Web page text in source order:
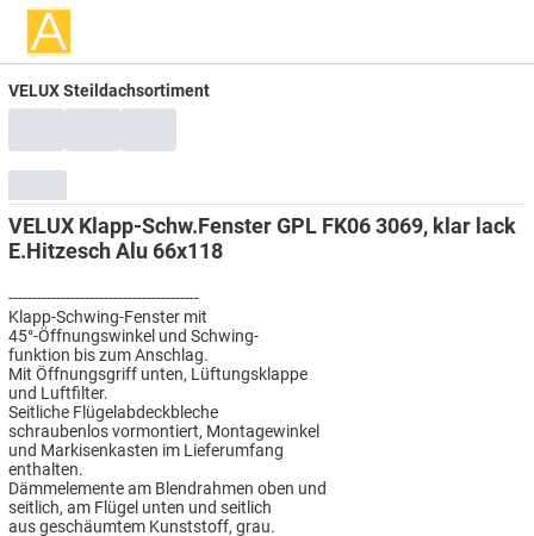
VELUX Steildachsortiment
VELUX Klapp-Schw.Fenster GPL FK06 3069, klar lack
E.Hitzesch Alu 66x118
----------------------------------------
Klapp-Schwing-Fenster mit
45°-Öffnungswinkel und Schwing-
funktion bis zum Anschlag.
Mit Öffnungsgriff unten, Lüftungsklappe
und Luftfilter.
Seitliche Flügelabdeckbleche
schraubenlos vormontiert, Montagewinkel
und Markisenkasten im Lieferumfang
enthalten.
Dämmelemente am Blendrahmen oben und
seitlich, am Flügel unten und seitlich
aus geschäumtem Kunststoff, grau.